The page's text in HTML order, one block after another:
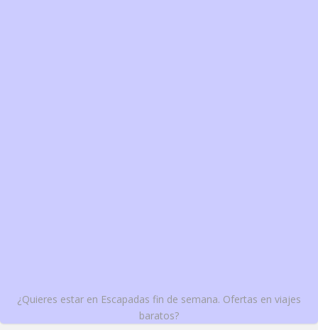
¿Quieres estar en Escapadas fin de semana. Ofertas en viajes
baratos?